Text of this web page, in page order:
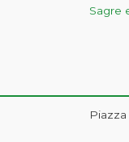
Sagre